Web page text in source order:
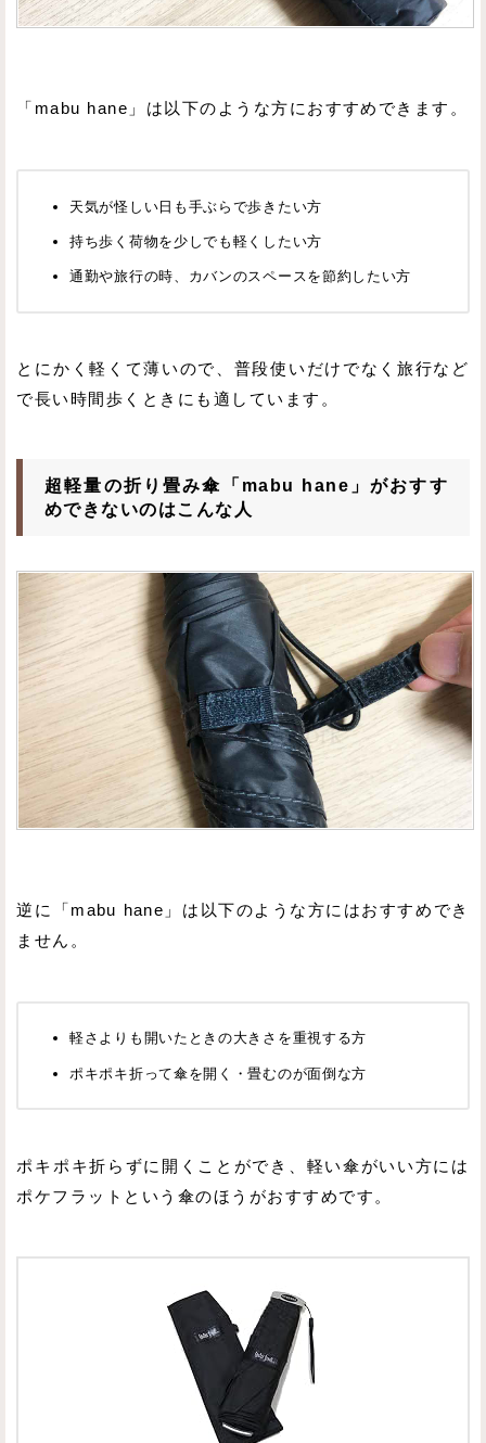
「mabu hane」は以下のような方におすすめできます。
天気が怪しい日も手ぶらで歩きたい方
持ち歩く荷物を少しでも軽くしたい方
通勤や旅行の時、カバンのスペースを節約したい方
とにかく軽くて薄いので、普段使いだけでなく旅行など
で長い時間歩くときにも適しています。
超軽量の折り畳み傘「mabu hane」がおすす
めできないのはこんな人
逆に「mabu hane」は以下のような方にはおすすめでき
ません。
軽さよりも開いたときの大きさを重視する方
ポキポキ折って傘を開く・畳むのが面倒な方
ポキポキ折らずに開くことができ、軽い傘がいい方には
ポケフラットという傘のほうがおすすめです。